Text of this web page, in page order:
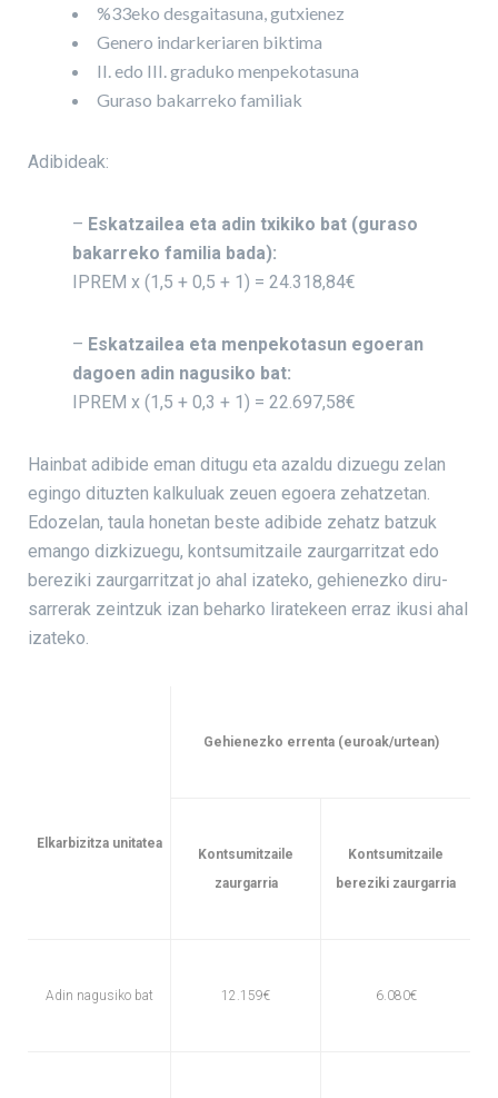
%33eko desgaitasuna, gutxienez
Genero indarkeriaren biktima
II. edo III. graduko menpekotasuna
Guraso bakarreko familiak
Adibideak:
– Eskatzailea eta adin txikiko bat (guraso
bakarreko familia bada):
IPREM x (1,5 + 0,5 + 1) = 24.318,84€
– Eskatzailea eta menpekotasun egoeran
dagoen adin nagusiko bat:
IPREM x (1,5 + 0,3 + 1) = 22.697,58€
Hainbat adibide eman ditugu eta azaldu dizuegu zelan
egingo dituzten kalkuluak zeuen egoera zehatzetan.
Edozelan, taula honetan beste adibide zehatz batzuk
emango dizkizuegu, kontsumitzaile zaurgarritzat edo
bereziki zaurgarritzat jo ahal izateko, gehienezko diru-
sarrerak zeintzuk izan beharko liratekeen erraz ikusi ahal
izateko.
Elkarbizitza unitatea
Gehienezko errenta (euroak/urtean)
Kontsumitzaile
zaurgarria
Kontsumitzaile
bereziki zaurgarria
Adin nagusiko bat 12.159€ 6.080€